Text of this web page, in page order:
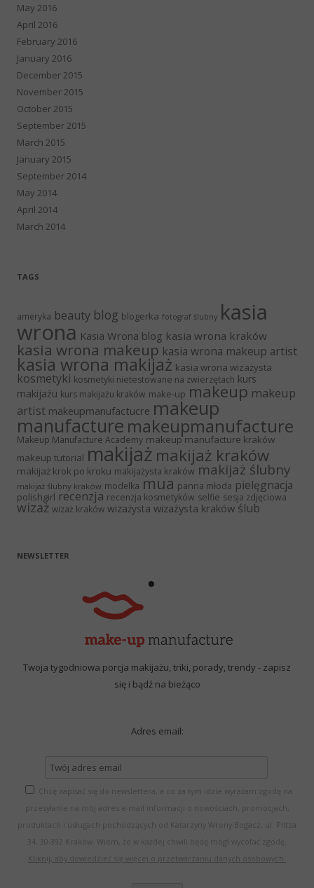
May 2016
April 2016
February 2016
January 2016
December 2015
November 2015
October 2015
September 2015
March 2015
January 2015
September 2014
May 2014
April 2014
March 2014
TAGS
ameryka beauty blog blogerka fotograf ślubny kasia
wrona Kasia Wrona blog kasia wrona kraków
kasia wrona makeup kasia wrona makeup artist
kasia wrona makijaż kasia wrona wizażysta
kosmetyki kosmetyki nietestowane na zwierzętach kurs
makijażu kurs makijażu kraków make-up makeup makeup
artist makeupmanufactucre makeup
manufacture makeupmanufacture
Makeup Manufacture Academy makeup manufacture kraków
makeup tutorial makijaż makijaż kraków
makijaż krok po kroku makijażysta kraków makijaż ślubny
makijaż ślubny kraków modelka mua panna młoda pielęgnacja
polishgirl recenzja recenzja kosmetyków selfie sesja zdjęciowa
wizaż wizaż kraków wizażysta wizażysta kraków ślub
NEWSLETTER
Twoja tygodniowa porcja makijażu, triki, porady, trendy - zapisz
się i bądź na bieżąco
Adres email:
Chcę zapisać się do newslettera, a co za tym idzie wyrażam zgodę na
przesyłanie na mój adres e-mail informacji o nowościach, promocjach,
produktach i usługach pochodzących od Katarzyny Wrony-Bogacz, ul. Piltza
34, 30-392 Kraków. Wiem, że w każdej chwili będę mógł wycofać zgodę.
Kliknij, aby dowiedzieć się więcej o przetwarzaniu danych osobowych.